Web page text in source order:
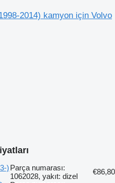
2014) kamyon için Volvo
) Parça numarası:
1062028, yakıt: dizel
€86,80